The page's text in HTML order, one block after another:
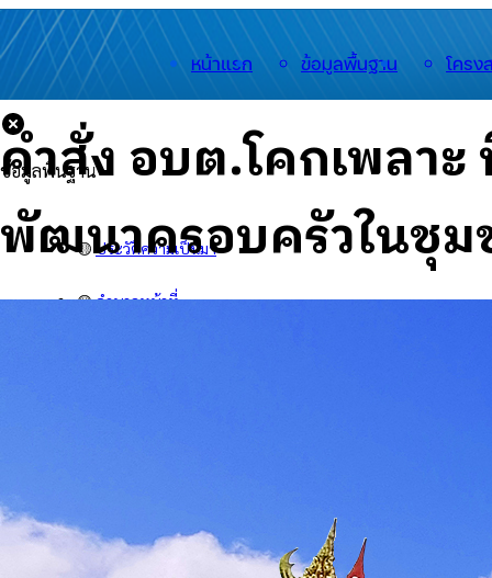
หน้าแรก ข้อมูลพื้นฐาน โครง
ข้อมูลพื้นฐาน
🟡 ประวัติความเป็นมา
🟡อำนาจหน้าที่
บุคลากร
คำสั่ง อบต.โคกเพลา
พัฒนาครอบครัวในชุม